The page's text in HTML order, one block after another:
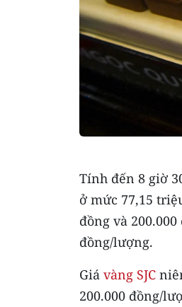
Tính đến 8 giờ
ở mức 77,15
đồng và
đồng/lượng.
Giá vàng SJC
200.000 đồng/